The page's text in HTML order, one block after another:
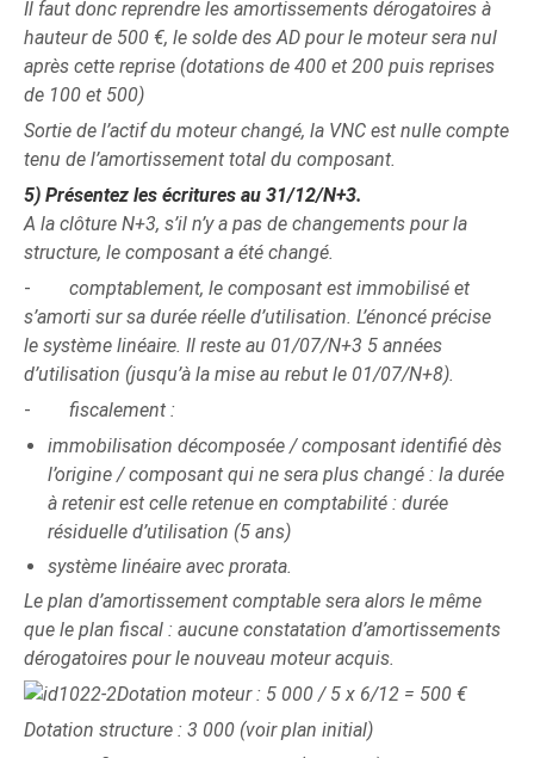
Il faut donc reprendre les amortissements dérogatoires à
hauteur de 500 €, le solde des AD pour le moteur sera nul
après cette reprise (dotations de 400 et 200 puis reprises
de 100 et 500)
Sortie de l’actif du moteur changé, la VNC est nulle compte
tenu de l’amortissement total du composant.
5) Présentez les écritures au 31/12/N+3.
A la clôture N+3, s’il n’y a pas de changements pour la
structure, le composant a été changé.
-comptablement, le composant est immobilisé et
s’amorti sur sa durée réelle d’utilisation. L’énoncé précise
le système linéaire. Il reste au 01/07/N+3 5 années
d’utilisation (jusqu’à la mise au rebut le 01/07/N+8).
-fiscalement :
immobilisation décomposée / composant identifié dès
l’origine / composant qui ne sera plus changé : la durée
à retenir est celle retenue en comptabilité : durée
résiduelle d’utilisation (5 ans)
système linéaire avec prorata.
Le plan d’amortissement comptable sera alors le même
que le plan fiscal : aucune constatation d’amortissements
dérogatoires pour le nouveau moteur acquis.
Dotation moteur : 5 000 / 5 x 6/12 = 500 €
Dotation structure : 3 000 (voir plan initial)